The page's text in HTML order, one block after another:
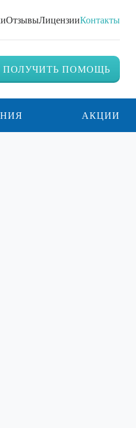
ОтзывыЛицензииКонтакты
ПОЛУЧИТЬ ПОМОЩЬ
АКЦИИ